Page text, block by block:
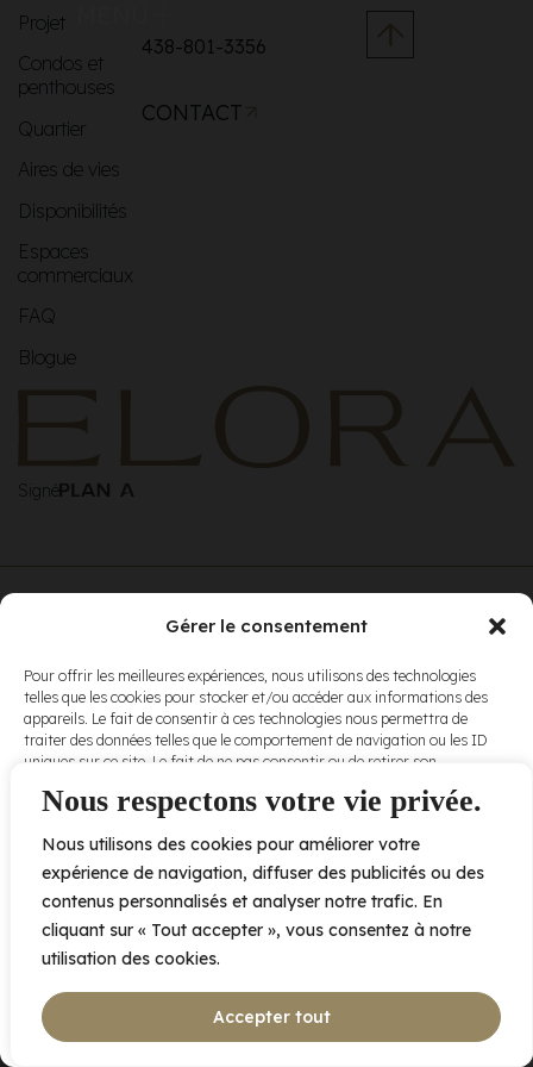
Nous respectons votre vie privée.
Nous utilisons des cookies pour améliorer votre
expérience de navigation, diffuser des publicités ou des
contenus personnalisés et analyser notre trafic. En
cliquant sur « Tout accepter », vous consentez à notre
utilisation des cookies.
Accepter tout
Gérer le consentement
Pour offrir les meilleures expériences, nous utilisons des technologies
telles que les cookies pour stocker et/ou accéder aux informations des
appareils. Le fait de consentir à ces technologies nous permettra de
traiter des données telles que le comportement de navigation ou les ID
uniques sur ce site. Le fait de ne pas consentir ou de retirer son
et fonctions.
Accepter
Refuser
Projet
Condos et
penthouses
Quartier
Aires de vies
Disponibilités
Espaces
commerciaux
FAQ
Blogue
438-801-3356
CONTACT
Signé
conditions
d’utilisationet
nospolitiques
de
confidentialité .
2005 av. de Bois-de-Boulogne, Laval QC H7N 0J7